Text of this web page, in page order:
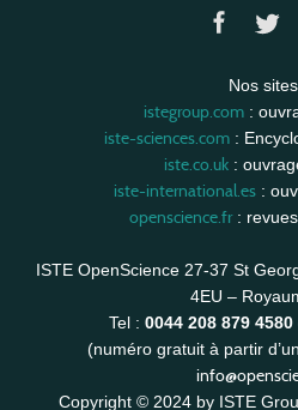
Nos
istegroup.com:
iste-sciences.com:
iste.co.uk :
iste-international.es:
openscience.fr:
ISTE OpenScience 27-37 St
4EU –
Tel : 0044 208 879 4580
(numéro gratuit à partir
Copyright © 2024 by ISTE